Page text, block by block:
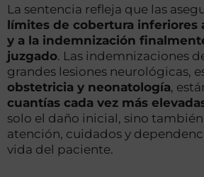
La sentencia refleja que las
límites de cobertura inferiores
y a la indemnización
juzgado. Las indemnizaciones
grandes lesiones neurológicas,
obstetricia y neonatología,
cuantías cada vez más
solo el daño inicial, sino
atención, cuidados y
vida del paciente.